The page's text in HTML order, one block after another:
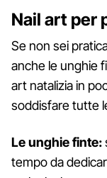
Nail art per
Se non sei
anche le unghie
art natalizia in
soddisfare tutte
Le unghie finte:
tempo da